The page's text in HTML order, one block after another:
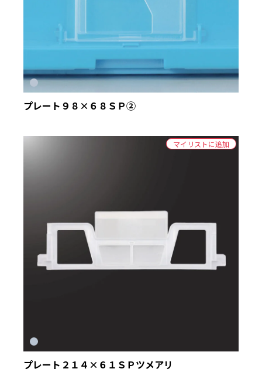
プレート９８×６８ＳＰ②
マイリストに追加
プレート２１４×６１ＳＰツメアリ